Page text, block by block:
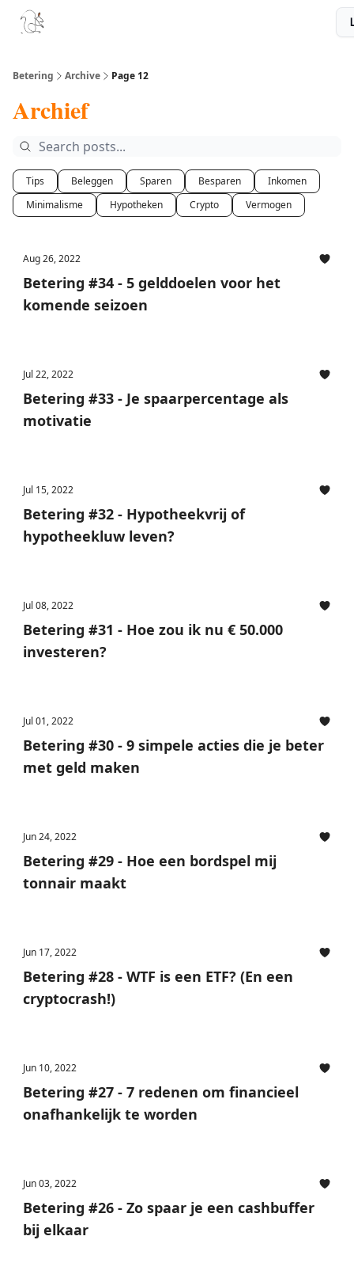
Betering Archive Page 12
Archief
Tips Beleggen Sparen Besparen
Inkomen
Minimalisme
Hypotheken Crypto Vermogen
Aug 26, 2022
Betering #34 - 5 gelddoelen voor het
komende seizoen
Jul 22, 2022
Betering #33 - Je spaarpercentage als
motivatie
Jul 15, 2022
Betering #32 - Hypotheekvrij of
hypotheekluw leven?
Jul 08, 2022
Betering #31 - Hoe zou ik nu € 50.000
investeren?
Jul 01, 2022
Betering #30 - 9 simpele acties die je beter
met geld maken
Jun 24, 2022
Betering #29 - Hoe een bordspel mij
tonnair maakt
Jun 17, 2022
Betering #28 - WTF is een ETF? (En een
cryptocrash!)
Jun 10, 2022
Betering #27 - 7 redenen om financieel
onafhankelijk te worden
Jun 03, 2022
Betering #26 - Zo spaar je een cashbuffer
bij elkaar